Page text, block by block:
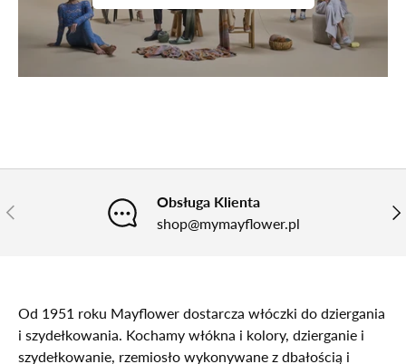
POPRZEDNI
Obsługa Klienta
shop@mymayflower.pl
Od 1951 roku Mayflower dostarcza włóczki do dziergania
i szydełkowania. Kochamy włókna i kolory, dzierganie i
szydełkowanie, rzemiosło wykonywane z dbałością i